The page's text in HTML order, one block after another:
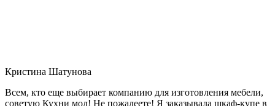
Кристина Шатунова
Всем, кто еще выбирает компанию для изготовления мебели,
советую Кухни мол! Не пожалеете! Я заказывала шкаф-купе в